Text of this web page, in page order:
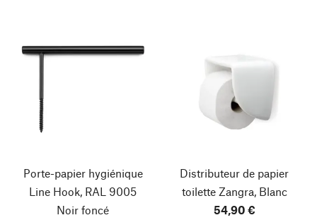
Porte-papier hygiénique
Line Hook, RAL 9005
Noir foncé
Distributeur de papier
toilette Zangra, Blanc
54,90 €